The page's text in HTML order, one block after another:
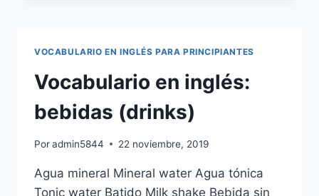
VOCABULARIO EN INGLÉS PARA PRINCIPIANTES
Vocabulario en inglés:
bebidas (drinks)
Poradmin5844 22 noviembre, 2019
Agua mineral Mineral water Agua tónica
Tonic water Batido Milk shake Bebida sin